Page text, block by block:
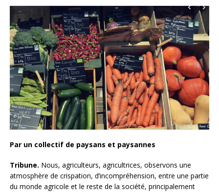
Par un collectif de paysans et paysannes
Tribune. Nous, agriculteurs, agricultrices, observons une
atmosphère de crispation, d’incompréhension, entre une partie
du monde agricole et le reste de la société, principalement